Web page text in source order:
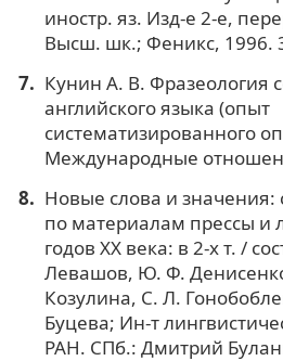
иностр. яз. Изд-е 2-е,
Высш. шк.; Феникс, 1996.
Кунин A. B. Фразеология
английского языка (опыт
систематизированного
Международные
Новые слова и значения:
по материалам прессы и
годов ХХ века: в 2-х т. /
Левашов, Ю. Ф.
Козулина, С. Л.
Буцева; Ин-т
РАН. СПб.: Дмитрий